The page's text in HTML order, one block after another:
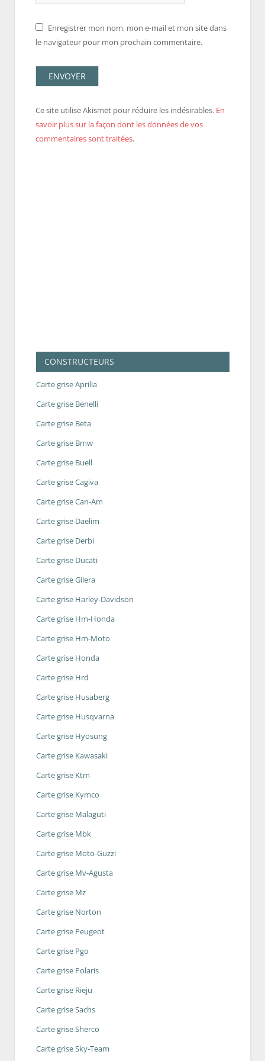
Enregistrer mon nom, mon e-mail et mon site dans
le navigateur pour mon prochain commentaire.
Ce site utilise Akismet pour réduire les indésirables. En
savoir plus sur la façon dont les données de vos
commentaires sont traitées.
CONSTRUCTEURS
Carte grise Aprilia
Carte grise Benelli
Carte grise Beta
Carte grise Bmw
Carte grise Buell
Carte grise Cagiva
Carte grise Can-Am
Carte grise Daelim
Carte grise Derbi
Carte grise Ducati
Carte grise Gilera
Carte grise Harley-Davidson
Carte grise Hm-Honda
Carte grise Hm-Moto
Carte grise Honda
Carte grise Hrd
Carte grise Husaberg
Carte grise Husqvarna
Carte grise Hyosung
Carte grise Kawasaki
Carte grise Ktm
Carte grise Kymco
Carte grise Malaguti
Carte grise Mbk
Carte grise Moto-Guzzi
Carte grise Mv-Agusta
Carte grise Mz
Carte grise Norton
Carte grise Peugeot
Carte grise Pgo
Carte grise Polaris
Carte grise Rieju
Carte grise Sachs
Carte grise Sherco
Carte grise Sky-Team